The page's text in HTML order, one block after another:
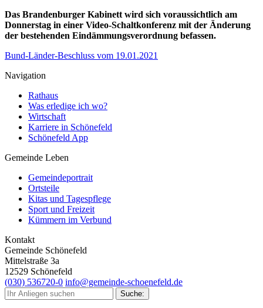
Das Brandenburger Kabinett wird sich voraussichtlich am
Donnerstag in einer Video-Schaltkonferenz mit der Änderung
der bestehenden Eindämmungsverordnung befassen.
Bund-Länder-Beschluss vom 19.01.2021
Navigation
Rathaus
Was erledige ich wo?
Wirtschaft
Karriere in Schönefeld
Schönefeld App
Gemeinde Leben
Gemeindeportrait
Ortsteile
Kitas und Tagespflege
Sport und Freizeit
Kümmern im Verbund
Kontakt
Gemeinde Schönefeld
Mittelstraße 3a
12529 Schönefeld
(030) 536720-0 info@gemeinde-schoenefeld.de
Suche
nach: